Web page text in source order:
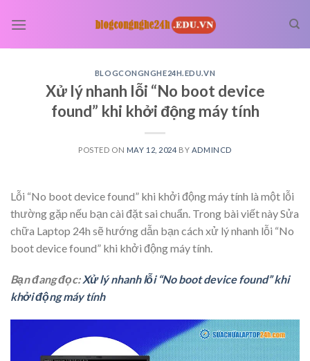
BLOGCONGNGHE24H.EDU.VN
Xử lý nhanh lỗi “No boot device
found” khi khởi động máy tính
POSTED ON MAY 12, 2024 BY ADMINCD
Lỗi “No boot device found” khi khởi động máy tính là một lỗi
thường gặp nếu bạn cài đặt sai chuẩn. Trong bài viết này Sửa
chữa Laptop 24h sẽ hướng dẫn bạn cách xử lý nhanh lỗi “No
boot device found” khi khởi động máy tính.
Bạn đang đọc:Xử lý nhanh lỗi “No boot device found” khi
khởi động máy tính